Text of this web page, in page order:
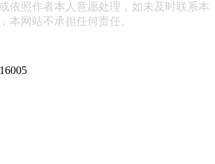
依照作者本人意愿处理，如未及时联系本
本网站不承担任何责任。